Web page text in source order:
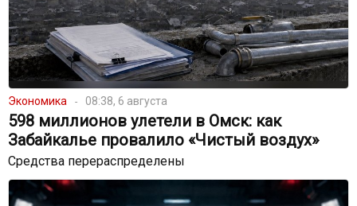
Экономика 08:38, 6 августа
598 миллионов улетели в Омск: как
Забайкалье провалило «Чистый воздух»
Средства перераспределены